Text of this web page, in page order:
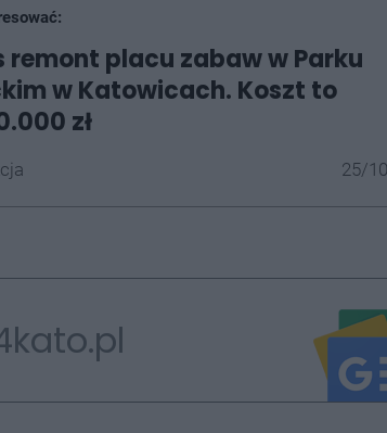
remont placu zabaw w Parku
w Katowicach. Koszt to
zł
25/